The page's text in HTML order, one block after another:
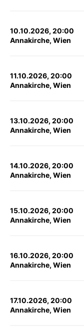
10.10.2026, 20:00
Annakirche, Wien
11.10.2026, 20:00
Annakirche, Wien
13.10.2026, 20:00
Annakirche, Wien
14.10.2026, 20:00
Annakirche, Wien
15.10.2026, 20:00
Annakirche, Wien
16.10.2026, 20:00
Annakirche, Wien
17.10.2026, 20:00
Annakirche, Wien